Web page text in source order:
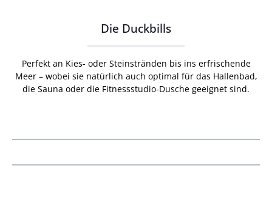
Die Duckbills
Perfekt an Kies- oder Steinstränden bis ins erfrischende
Meer – wobei sie natürlich auch optimal für das Hallenbad,
die Sauna oder die Fitnessstudio-Dusche geeignet sind.